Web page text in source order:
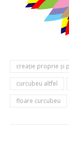
creaţie proprie şi
curcubeu altfel
floare curcubeu